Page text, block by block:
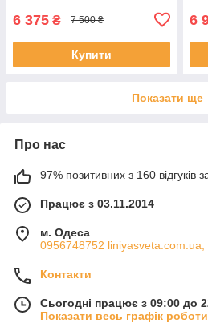
6 375 ₴ 7 500 ₴
Купити
6
Показати ще
Про нас
97% позитивних з 160 відгуків
Працює з 03.11.2014
м. Одеса
0956748752 liniyasveta.com.ua,
Контакти
Сьогодні працює з 09:00 до
Показати весь графік роботи